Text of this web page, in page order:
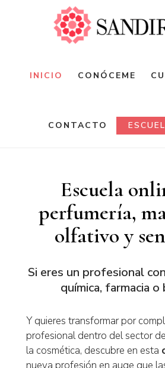
INICIO CONÓCEME
CONTACTO
Escuela
perfumería,
olfativo y
Si eres un profesional
química, farmacia
Y quieres transformar por
profesional dentro del sector
la cosmética, descubre en esta